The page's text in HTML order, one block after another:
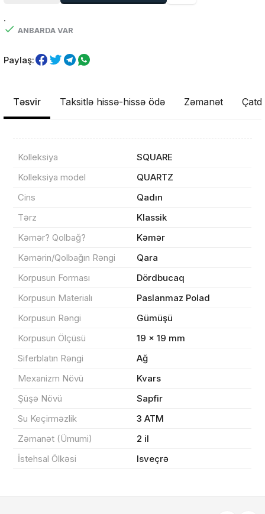
.
ANBARDA VAR
Paylaş:
Təsvir Taksitlə hissə-hissə ödə Zəmanət
Kolleksiya
SQUARE
Kolleksiya model
QUARTZ
Cins
Qadın
Tərz
Klassik
Kəmər? Qolbağ?
Kəmər
Kəmərin/Qolbağın Rəngi
Qara
Korpusun Forması
Dördbucaq
Korpusun Materialı
Paslanmaz Polad
Korpusun Rəngi
Gümüşü
Korpusun Ölçüsü
19 × 19 mm
Siferblatın Rəngi
Ağ
Mexanizm Növü
Kvars
Şüşə Növü
Sapfir
Su Keçirməzlik
3 ATM
Zəmanət (Ümumi)
2 il
İstehsal Ölkəsi
Isveçrə
Məhsul(lar) səbətə əlavə edildi
Sifarişin detalları
Məhsul toplam
Endirim